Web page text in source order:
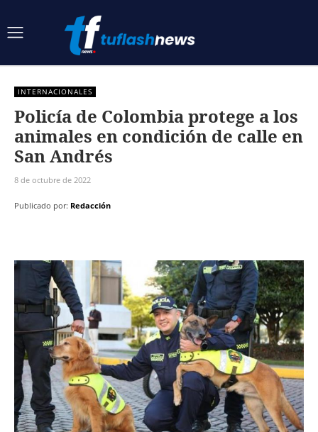
INTERNACIONALES
Policía de Colombia protege a los
animales en condición de calle en
San Andrés
8 de octubre de 2022
Publicado por: Redacción